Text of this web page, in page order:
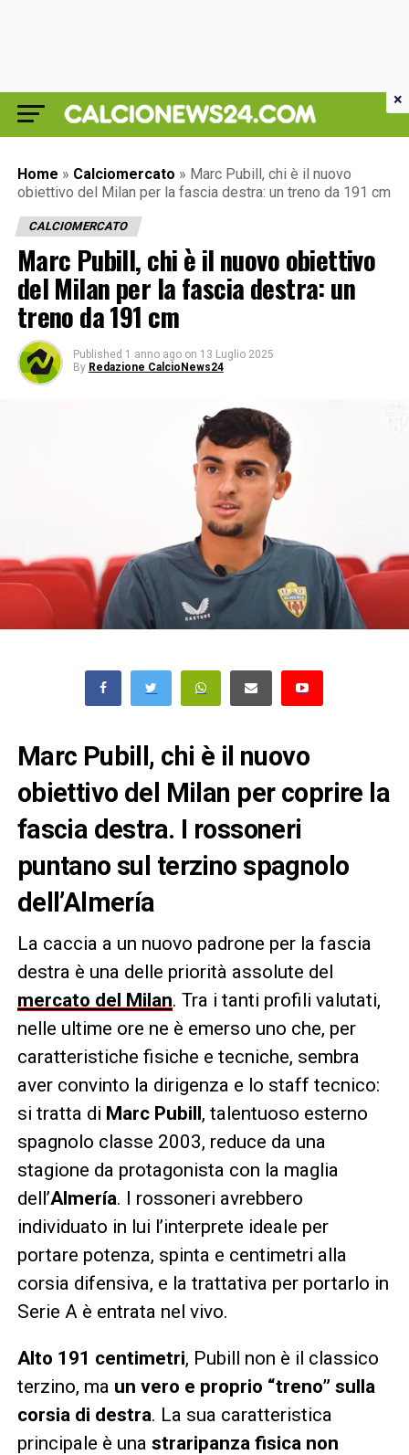
Home » Calciomercato » Marc Pubill, chi è il nuovo
obiettivo del Milan per la fascia destra: un treno da 191 cm
CALCIOMERCATO
Marc Pubill, chi è il nuovo obiettivo
del Milan per la fascia destra: un
treno da 191 cm
Published 1 anno ago on 13 Luglio 2025
By Redazione CalcioNews24
Marc Pubill, chi è il nuovo
obiettivo del Milan per coprire la
fascia destra. I rossoneri
puntano sul terzino spagnolo
dell’Almería
La caccia a un nuovo padrone per la fascia
destra è una delle priorità assolute del
mercato del Milan. Tra i tanti profili valutati,
nelle ultime ore ne è emerso uno che, per
caratteristiche fisiche e tecniche, sembra
aver convinto la dirigenza e lo staff tecnico:
si tratta di Marc Pubill, talentuoso esterno
spagnolo classe 2003, reduce da una
stagione da protagonista con la maglia
dell’Almería. I rossoneri avrebbero
individuato in lui l’interprete ideale per
portare potenza, spinta e centimetri alla
corsia difensiva, e la trattativa per portarlo in
Serie A è entrata nel vivo.
Alto 191 centimetri, Pubill non è il classico
terzino, ma un vero e proprio “treno” sulla
corsia di destra. La sua caratteristica
principale è una straripanza fisica non
×